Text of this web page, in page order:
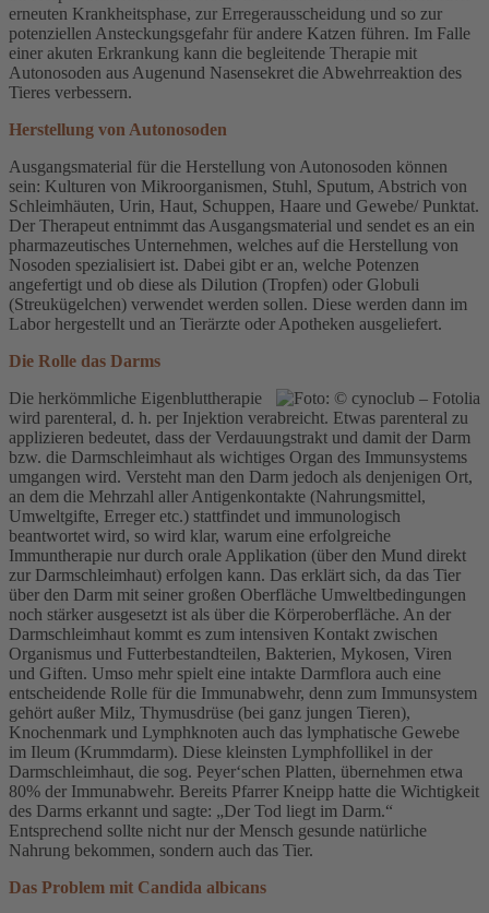
erneuten Krankheitsphase, zur Erregerausscheidung und so zur
potenziellen Ansteckungsgefahr für andere Katzen führen. Im Falle
einer akuten Erkrankung kann die begleitende Therapie mit
Autonosoden aus Augenund Nasensekret die Abwehrreaktion des
Tieres verbessern.
Herstellung von Autonosoden
Ausgangsmaterial für die Herstellung von Autonosoden können
sein: Kulturen von Mikroorganismen, Stuhl, Sputum, Abstrich von
Schleimhäuten, Urin, Haut, Schuppen, Haare und Gewebe/ Punktat.
Der Therapeut entnimmt das Ausgangsmaterial und sendet es an ein
pharmazeutisches Unternehmen, welches auf die Herstellung von
Nosoden spezialisiert ist. Dabei gibt er an, welche Potenzen
angefertigt und ob diese als Dilution (Tropfen) oder Globuli
(Streukügelchen) verwendet werden sollen. Diese werden dann im
Labor hergestellt und an Tierärzte oder Apotheken ausgeliefert.
Die Rolle das Darms
Die herkömmliche Eigenbluttherapie
wird parenteral, d. h. per Injektion verabreicht. Etwas parenteral zu
applizieren bedeutet, dass der Verdauungstrakt und damit der Darm
bzw. die Darmschleimhaut als wichtiges Organ des Immunsystems
umgangen wird. Versteht man den Darm jedoch als denjenigen Ort,
an dem die Mehrzahl aller Antigenkontakte (Nahrungsmittel,
Umweltgifte, Erreger etc.) stattfindet und immunologisch
beantwortet wird, so wird klar, warum eine erfolgreiche
Immuntherapie nur durch orale Applikation (über den Mund direkt
zur Darmschleimhaut) erfolgen kann. Das erklärt sich, da das Tier
über den Darm mit seiner großen Oberfläche Umweltbedingungen
noch stärker ausgesetzt ist als über die Körperoberfläche. An der
Darmschleimhaut kommt es zum intensiven Kontakt zwischen
Organismus und Futterbestandteilen, Bakterien, Mykosen, Viren
und Giften. Umso mehr spielt eine intakte Darmflora auch eine
entscheidende Rolle für die Immunabwehr, denn zum Immunsystem
gehört außer Milz, Thymusdrüse (bei ganz jungen Tieren),
Knochenmark und Lymphknoten auch das lymphatische Gewebe
im Ileum (Krummdarm). Diese kleinsten Lymphfollikel in der
Darmschleimhaut, die sog. Peyer‘schen Platten, übernehmen etwa
80% der Immunabwehr. Bereits Pfarrer Kneipp hatte die Wichtigkeit
des Darms erkannt und sagte: „Der Tod liegt im Darm.“
Entsprechend sollte nicht nur der Mensch gesunde natürliche
Nahrung bekommen, sondern auch das Tier.
Das Problem mit Candida albicans